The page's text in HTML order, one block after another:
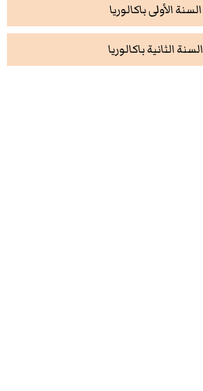
السنة الأولى باكالوريا
السنة الثانية باكالوريا